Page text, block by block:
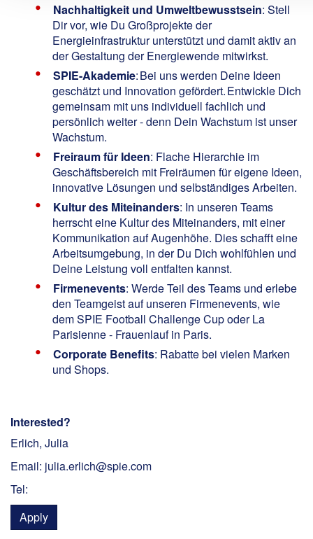
Nachhaltigkeit und Umweltbewusstsein: Stell
Dir vor, wie Du Großprojekte der
Energieinfrastruktur unterstützt und damit aktiv an
der Gestaltung der Energiewende mitwirkst.
SPIE-Akademie: Bei uns werden Deine Ideen
geschätzt und Innovation gefördert. Entwickle Dich
gemeinsam mit uns individuell fachlich und
persönlich weiter - denn Dein Wachstum ist unser
Wachstum.
Freiraum für Ideen: Flache Hierarchie im
Geschäftsbereich mit Freiräumen für eigene Ideen,
innovative Lösungen und selbständiges Arbeiten.
Kultur des Miteinanders: In unseren Teams
herrscht eine Kultur des Miteinanders, mit einer
Kommunikation auf Augenhöhe. Dies schafft eine
Arbeitsumgebung, in der Du Dich wohlfühlen und
Deine Leistung voll entfalten kannst.
Firmenevents: Werde Teil des Teams und erlebe
den Teamgeist auf unseren Firmenevents, wie
dem SPIE Football Challenge Cup oder La
Parisienne - Frauenlauf in Paris.
Corporate Benefits: Rabatte bei vielen Marken
und Shops.
Interested?
Erlich, Julia
Email: julia.erlich@spie.com
Tel:
Apply